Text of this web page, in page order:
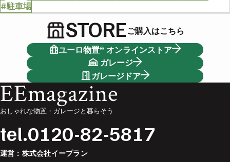
#駐車場
STOREご購入はこちら
ユーロ物置® オンラインストア
ガレージ
ガレージドア
EEmagazine
おしゃれな物置・ガレージと暮らそう
tel.0120-82-5817
運営： 株式会社イープラン